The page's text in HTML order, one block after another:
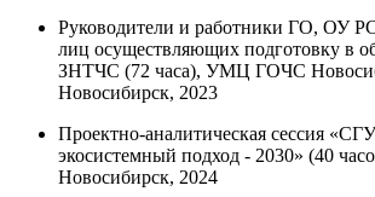
Руководители и работники ГО, ОУ
лиц осуществляющих подготовку в
ЗНТЧС (72 часа), УМЦ ГОЧС
Новосибирск, 2023
Проектно-аналитическая сессия
экосистемный подход - 2030» (40
Новосибирск, 2024